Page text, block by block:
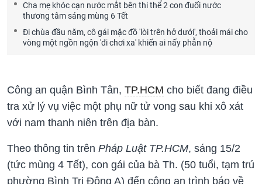
Cha mẹ khóc cạn nước mắt bên thi thể 2 con đuối nước
thương tâm sáng mùng 6 Tết
Đi chùa đầu năm, cô gái mặc đồ 'lòi trên hở dưới', thoải mái cho
vòng một ngồn ngộn 'đi chơi xa' khiến ai nấy phẫn nộ
Công an quận Bình Tân, TP.HCM cho biết đang điều
tra xử lý vụ việc một phụ nữ tử vong sau khi xô xát
với nam thanh niên trên địa bàn.
Theo thông tin trên Pháp Luật TP.HCM, sáng 15/2
(tức mùng 4 Tết), con gái của bà Th. (50 tuổi, tạm trú
phường Bình Trị Đông A) đến công an trình báo về